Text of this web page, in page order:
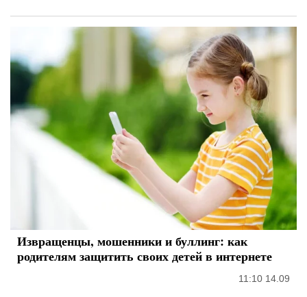
Извращенцы, мошенники и буллинг: как
родителям защитить своих детей в интернете
11:10 14.09